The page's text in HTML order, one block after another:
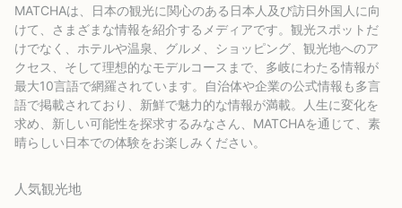
MATCHAは、日本の観光に関心のある日本人及び訪日外国人に向
けて、さまざまな情報を紹介するメディアです。観光スポットだ
けでなく、ホテルや温泉、グルメ、ショッピング、観光地へのア
クセス、そして理想的なモデルコースまで、多岐にわたる情報が
最大10言語で網羅されています。自治体や企業の公式情報も多言
語で掲載されており、新鮮で魅力的な情報が満載。人生に変化を
求め、新しい可能性を探求するみなさん、MATCHAを通じて、素
晴らしい日本での体験をお楽しみください。
人気観光地